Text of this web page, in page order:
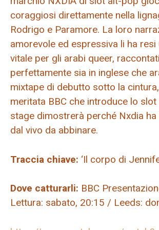
coraggiosi direttamente nella
Rodrigo e Paramore. La loro
amorevole ed espressiva li ha resi
vitale per gli arabi queer, raccontati
perfettamente sia in inglese che
mixtape di debutto sotto la
meritata BBC che introduce lo
stage dimostrerà perché Nxdia
dal vivo da abbinare.
Traccia chiave: ‘Il corpo di
Dove catturarli: BBC
Lettura: sabato, 20:15 / Leeds: